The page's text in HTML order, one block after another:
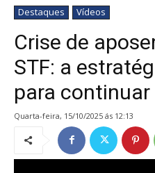
Destaques Vídeos
Crise de
STF: a
para
quarta-feira, 15/10/2025 ás 12:13